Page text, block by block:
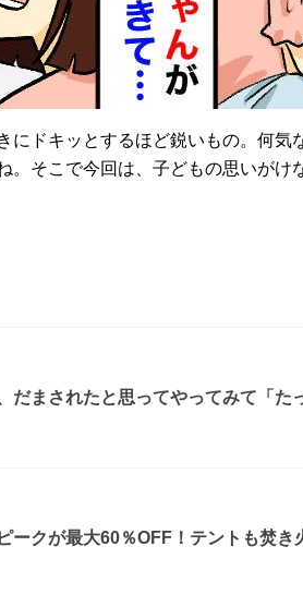
にドキッとするほど鋭いもの。何
。そこで今回は、子どもの思いが
だまされたと思ってやってみて「
ークが最大60％OFF！テントも焚き